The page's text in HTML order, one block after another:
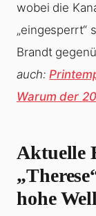
wobei die
„eingesperrt“
Brandt
auch:
Warum der
Aktuelle
hohe